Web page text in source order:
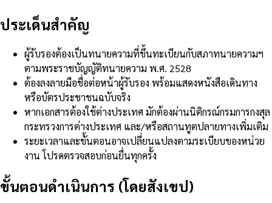
ประเด็นสำคัญ
ผู้รับรองต้องเป็นทนายความที่ขึ้นทะเบียนกับสภาทนายความฯ
ตามพระราชบัญญัติทนายความ พ.ศ. 2528
ต้องลงลายมือชื่อต่อหน้าผู้รับรอง พร้อมแสดงหนังสือเดินทาง
หรือบัตรประชาชนฉบับจริง
หากเอกสารต้องใช้ต่างประเทศ มักต้องผ่านนิติกรณ์กรมการกงสุล
กระทรวงการต่างประเทศ และ/หรือสถานทูตปลายทางเพิ่มเติม
ระยะเวลาและขั้นตอนอาจเปลี่ยนแปลงตามระเบียบของหน่วย
งาน โปรดตรวจสอบก่อนยื่นทุกครั้ง
ขั้นตอนดำเนินการ (โดยสังเขป)